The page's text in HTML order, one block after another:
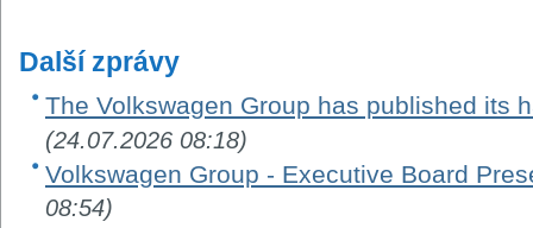
Další zprávy
The Volkswagen Group has published its
(24.07.2026 08:18)
Volkswagen Group - Executive Board
08:54)